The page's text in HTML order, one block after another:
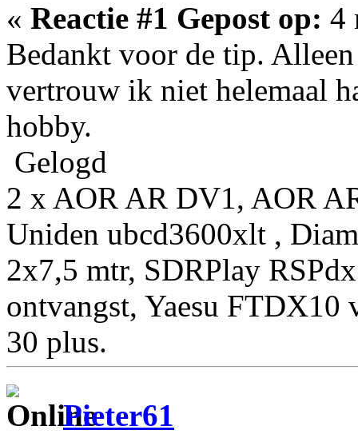
« Reactie #1 Gepost op: 4
Bedankt voor de tip.
vertrouw ik niet helemaal
hobby.
Gelogd
2 x AOR AR DV1, AOR
Uniden ubcd3600xlt ,
2x7,5 mtr, SDRPlay
ontvangst, Yaesu
30 plus.
Pieter61